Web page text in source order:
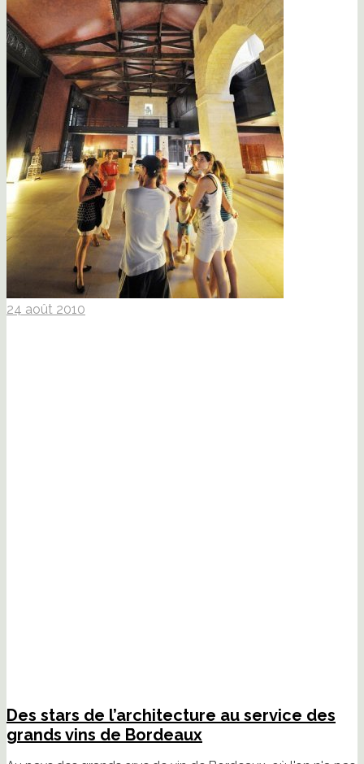
24 août 2010
Des stars de l’architecture au service des
grands vins de Bordeaux